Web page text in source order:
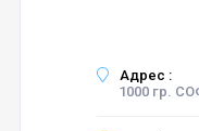
Адрес :
1000 гр.